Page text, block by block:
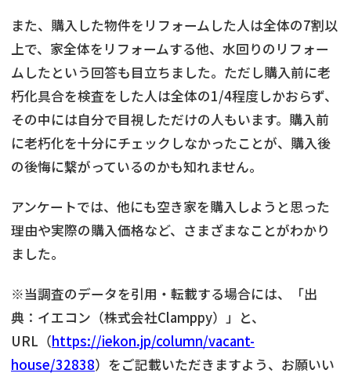
また、購入した物件をリフォームした人は全体の7割以
上で、家全体をリフォームする他、水回りのリフォー
ムしたという回答も目立ちました。ただし購入前に老
朽化具合を検査をした人は全体の1/4程度しかおらず、
その中には自分で目視しただけの人もいます。購入前
に老朽化を十分にチェックしなかったことが、購入後
の後悔に繋がっているのかも知れません。
アンケートでは、他にも空き家を購入しようと思った
理由や実際の購入価格など、さまざまなことがわかり
ました。
※当調査のデータを引用・転載する場合には、「出
典：イエコン（株式会社Clamppy）」と、
URL（https://iekon.jp/column/vacant-
house/32838）をご記載いただきますよう、お願いい